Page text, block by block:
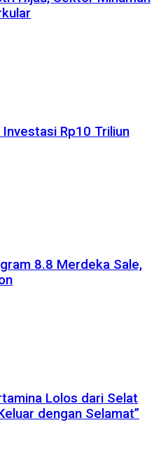
Rp10 Triliun
8.8 Merdeka Sale,
Lolos dari Selat
dengan Selamat”